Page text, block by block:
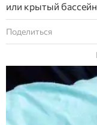
или крытый
Поделиться